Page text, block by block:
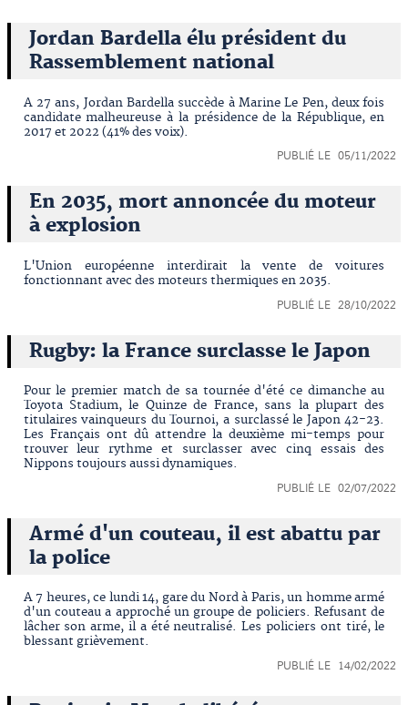
Jordan Bardella élu président du
Rassemblement national
A 27 ans, Jordan Bardella succède à Marine Le Pen, deux fois
candidate malheureuse à la présidence de la République, en
2017 et 2022 (41% des voix).
PUBLIÉ LE 05/11/2022
En 2035, mort annoncée du moteur
à explosion
L'Union européenne interdirait la vente de voitures
fonctionnant avec des moteurs thermiques en 2035.
PUBLIÉ LE 28/10/2022
Rugby: la France surclasse le Japon
Pour le premier match de sa tournée d'été ce dimanche au
Toyota Stadium, le Quinze de France, sans la plupart des
titulaires vainqueurs du Tournoi, a surclassé le Japon 42-23.
Les Français ont dû attendre la deuxième mi-temps pour
trouver leur rythme et surclasser avec cinq essais des
Nippons toujours aussi dynamiques.
PUBLIÉ LE 02/07/2022
Armé d'un couteau, il est abattu par
la police
A 7 heures, ce lundi 14, gare du Nord à Paris, un homme armé
d'un couteau a approché un groupe de policiers. Refusant de
lâcher son arme, il a été neutralisé. Les policiers ont tiré, le
blessant grièvement.
PUBLIÉ LE 14/02/2022